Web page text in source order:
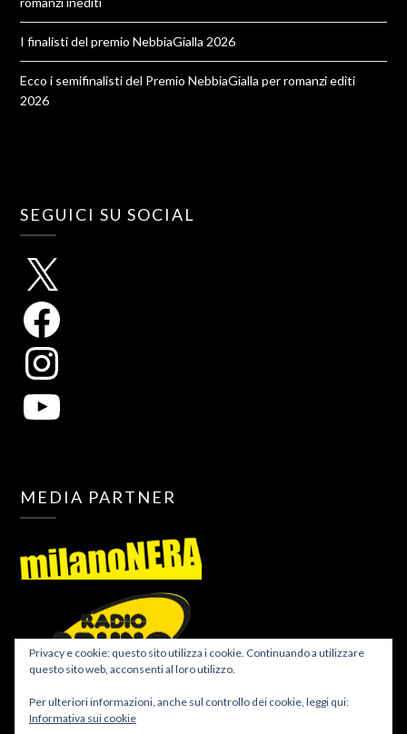
I finalisti del premio NebbiaGialla 2026
Ecco i semifinalisti del Premio NebbiaGialla per romanzi editi
2026
SEGUICI SU SOCIAL
MEDIA PARTNER
Privacy e cookie: questo sito utilizza i cookie. Continuando a utilizzare
questo sito web, acconsenti al loro utilizzo.
Per ulteriori informazioni, anche sul controllo dei cookie, leggi qui:
Informativa sui cookie